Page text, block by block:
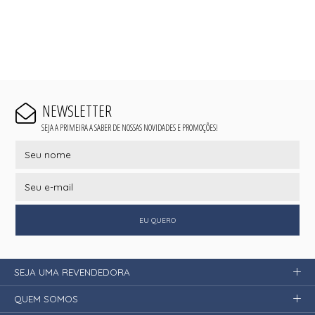
NEWSLETTER
SEJA A PRIMEIRA A SABER DE NOSSAS NOVIDADES E PROMOÇÕES!
EU QUERO
SEJA UMA REVENDEDORA
QUEM SOMOS